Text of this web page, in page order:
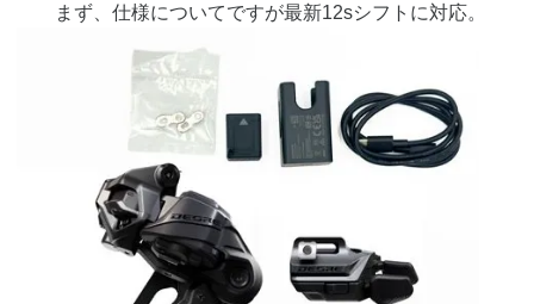
まず、仕様についてですが最新12sシフトに対応。